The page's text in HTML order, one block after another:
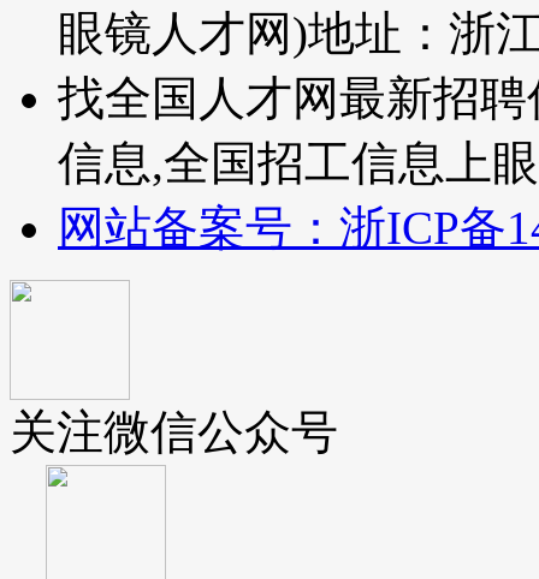
眼镜人才网)地址：浙
找全国人才网最新招聘
信息,全国招工信息上
网站备案号：浙ICP备
关注微信公众号